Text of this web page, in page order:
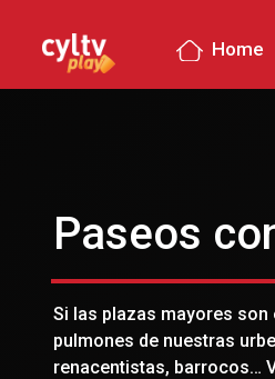
Home
Paseos
Si las plazas mayores
pulmones de nuestras
renacentistas, barrocos…